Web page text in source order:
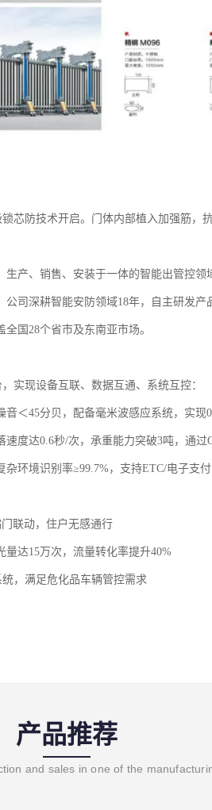
芯防技术开启。门体内部植入加强筋，
产、销售、安装于一体的智能出管控
公司深耕智能安防领域18年，自主研发
国28个省市及东南亚市场。
实现设备互联、数据互通、系统互控：
＜45分贝，配备毫米波感应系统，实现
度达0.6秒/次，承重能力突破3吨，通过
环境识别率≥99.7%，支持ETC/电子支
联动，住户无感通行
达15万次，流量转化率提升40%
，满足危化品车辆管控需求
产品推荐
and sales in one of the